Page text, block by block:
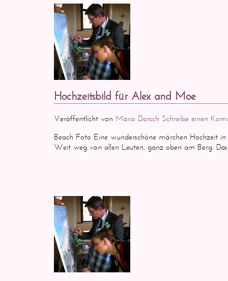
Hochzeitsbild für Alex and Moe
Veröffentlicht von Mario Dorsch Schreibe einen
Beach Foto Eine wunderschöne märchen Hochzeit
Weit weg von allen Leuten, ganz oben am Berg.